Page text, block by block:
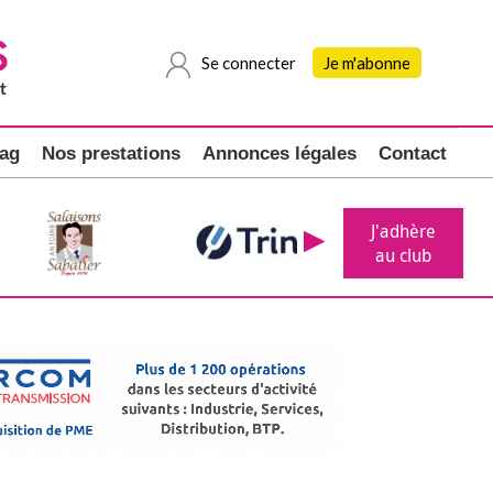
Se connecter Je m'abonne
Nos prestations Annonces légales Contact
J'adhère
au club